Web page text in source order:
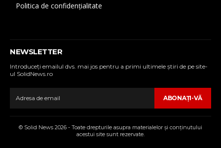
Politica de confidențialitate
NEWSLETTER
Introduceţi emailul dvs. mai jos pentru a primi ultimele ştiri de pe site-
ul SolidNews.ro
ABONAŢI-VĂ
© Solid News 2026 - Toate drepturile asupra materialelor şi conţinutului
acestui site sunt rezervate.